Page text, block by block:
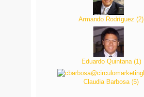
Armando Rodríguez (2)
Eduardo Quintana (1)
Claudia Barbosa (5)